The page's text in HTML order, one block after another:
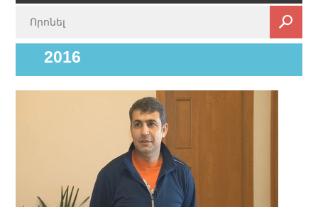
2016